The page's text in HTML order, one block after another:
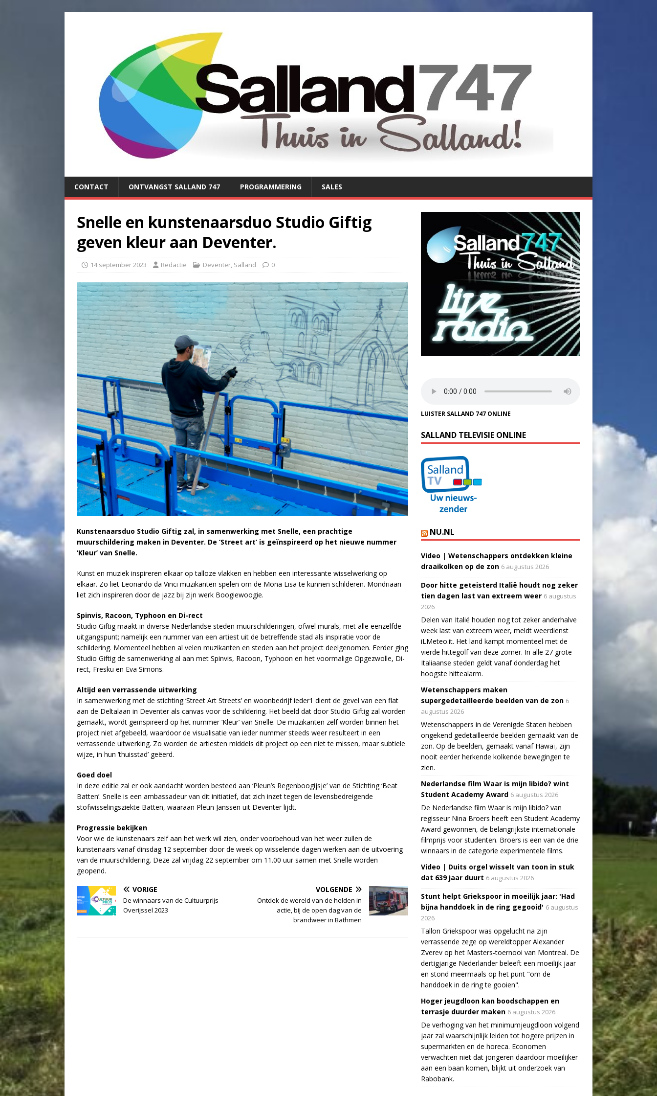
CONTACT ONTVANGST SALLAND 747 PROGRAMMERING SALES
Snelle en kunstenaarsduo Studio Giftig
geven kleur aan Deventer.
14 september 2023 Redactie Deventer, Salland 0
Kunstenaarsduo Studio Giftig zal, in samenwerking met Snelle, een prachtige
muurschildering maken in Deventer. De ‘Street art’ is geïnspireerd op het nieuwe nummer
‘Kleur’ van Snelle.
Kunst en muziek inspireren elkaar op talloze vlakken en hebben een interessante wisselwerking op
elkaar. Zo liet Leonardo da Vinci muzikanten spelen om de Mona Lisa te kunnen schilderen. Mondriaan
liet zich inspireren door de jazz bij zijn werk Boogiewoogie.
Spinvis, Racoon, Typhoon en Di-rect
Studio Giftig maakt in diverse Nederlandse steden muurschilderingen, ofwel murals, met alle eenzelfde
uitgangspunt; namelijk een nummer van een artiest uit de betreffende stad als inspiratie voor de
schildering. Momenteel hebben al velen muzikanten en steden aan het project deelgenomen. Eerder ging
Studio Giftig de samenwerking al aan met Spinvis, Racoon, Typhoon en het voormalige Opgezwolle, Di-
rect, Fresku en Eva Simons.
Altijd een verrassende uitwerking
In samenwerking met de stichting ‘Street Art Streets’ en woonbedrijf ieder1 dient de gevel van een flat
aan de Deltalaan in Deventer als canvas voor de schildering. Het beeld dat door Studio Giftig zal worden
gemaakt, wordt geïnspireerd op het nummer ‘Kleur’ van Snelle. De muzikanten zelf worden binnen het
project niet afgebeeld, waardoor de visualisatie van ieder nummer steeds weer resulteert in een
verrassende uitwerking. Zo worden de artiesten middels dit project op een niet te missen, maar subtiele
wijze, in hun ‘thuisstad’ geëerd.
Goed doel
In deze editie zal er ook aandacht worden besteed aan ‘Pleun’s Regenboogijsje’ van de Stichting ‘Beat
Batten’. Snelle is een ambassadeur van dit initiatief, dat zich inzet tegen de levensbedreigende
stofwisselingsziekte Batten, waaraan Pleun Janssen uit Deventer lijdt.
Progressie bekijken
Voor wie de kunstenaars zelf aan het werk wil zien, onder voorbehoud van het weer zullen de
kunstenaars vanaf dinsdag 12 september door de week op wisselende dagen werken aan de uitvoering
van de muurschildering. Deze zal vrijdag 22 september om 11.00 uur samen met Snelle worden
geopend.
VORIGE
De winnaars van de Cultuurprijs
Overijssel 2023
VOLGENDE
Ontdek de wereld van de helden in
actie, bij de open dag van de
brandweer in Bathmen
LUISTER SALLAND 747 ONLINE
SALLAND TELEVISIE ONLINE
NU.NL
Video | Wetenschappers ontdekken kleine
draaikolken op de zon 6 augustus 2026
Door hitte geteisterd Italië houdt nog zeker
tien dagen last van extreem weer 6 augustus
2026
Delen van Italië houden nog tot zeker anderhalve
week last van extreem weer, meldt weerdienst
iLMeteo.it. Het land kampt momenteel met de
vierde hittegolf van deze zomer. In alle 27 grote
Italiaanse steden geldt vanaf donderdag het
hoogste hittealarm.
Wetenschappers maken
supergedetailleerde beelden van de zon 6
augustus 2026
Wetenschappers in de Verenigde Staten hebben
ongekend gedetailleerde beelden gemaakt van de
zon. Op de beelden, gemaakt vanaf Hawaï, zijn
nooit eerder herkende kolkende bewegingen te
zien.
Nederlandse film Waar is mijn libido? wint
Student Academy Award 6 augustus 2026
De Nederlandse film Waar is mijn libido? van
regisseur Nina Broers heeft een Student Academy
Award gewonnen, de belangrijkste internationale
filmprijs voor studenten. Broers is een van de drie
winnaars in de categorie experimentele films.
Video | Duits orgel wisselt van toon in stuk
dat 639 jaar duurt 6 augustus 2026
Stunt helpt Griekspoor in moeilijk jaar: 'Had
bijna handdoek in de ring gegooid' 6 augustus
2026
Tallon Griekspoor was opgelucht na zijn
verrassende zege op wereldtopper Alexander
Zverev op het Masters-toernooi van Montreal. De
dertigjarige Nederlander beleeft een moeilijk jaar
en stond meermaals op het punt "om de
handdoek in de ring te gooien".
Hoger jeugdloon kan boodschappen en
terrasje duurder maken 6 augustus 2026
De verhoging van het minimumjeugdloon volgend
jaar zal waarschijnlijk leiden tot hogere prijzen in
supermarkten en de horeca. Economen
verwachten niet dat jongeren daardoor moeilijker
aan een baan komen, blijkt uit onderzoek van
Rabobank.